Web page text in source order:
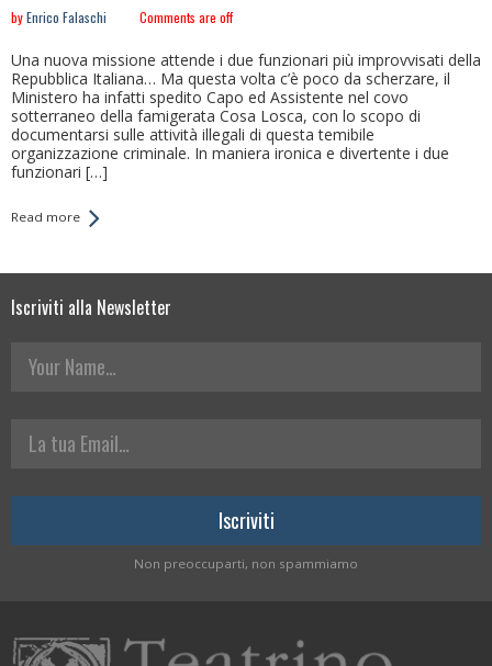
byEnrico Falaschi Comments are off
Una nuova missione attende i due funzionari più improvvisati della
Repubblica Italiana… Ma questa volta c’è poco da scherzare, il
Ministero ha infatti spedito Capo ed Assistente nel covo
sotterraneo della famigerata Cosa Losca, con lo scopo di
documentarsi sulle attività illegali di questa temibile
organizzazione criminale. In maniera ironica e divertente i due
funzionari […]
Read more
Iscriviti alla Newsletter
Your Name
La tua Email
Non preoccuparti, non spammiamo